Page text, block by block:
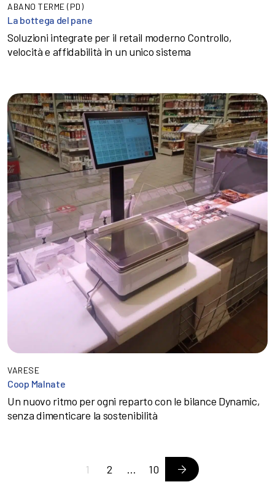
ABANO TERME (PD)
La bottega del pane
Soluzioni integrate per il retail moderno Controllo,
velocità e affidabilità in un unico sistema
VARESE
Coop Malnate
Un nuovo ritmo per ogni reparto con le bilance Dynamic,
senza dimenticare la sostenibilità
Navigazione
1 2 … 10